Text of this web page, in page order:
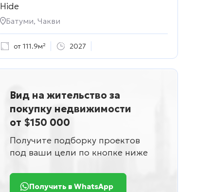
Hide
Батуми, Чакви
от 111.9м² 2027
Вид на жительство за
покупку недвижимости
от $150 000
Получите подборку проектов
под ваши цели по кнопке ниже
Получить в WhatsApp